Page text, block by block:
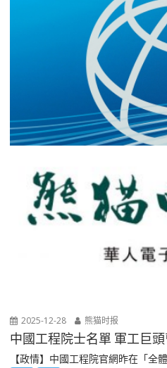
2025-12-28 熊猫时报
中國工程院士名單 軍工巨
【政情】中國工程院官網昨在「全